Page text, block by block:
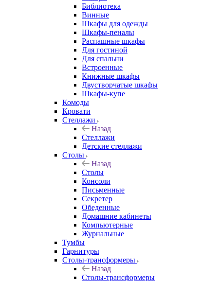
Библиотека
Винные
Шкафы для одежды
Шкафы-пеналы
Распашные шкафы
Для гостиной
Для спальни
Встроенные
Книжные шкафы
Двустворчатые шкафы
Шкафы-купе
Комоды
Кровати
Стеллажи
Назад
Стеллажи
Детские стеллажи
Столы
Назад
Столы
Консоли
Письменные
Секретер
Обеденные
Домашние кабинеты
Компьютерные
Журнальные
Тумбы
Гарнитуры
Столы-трансформеры
Назад
Столы-трансформеры